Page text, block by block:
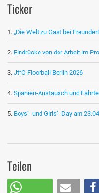
Ticker
„Die Welt zu Gast bei
Eindrücke von der Arbeit im
JtfO Floorball Berlin 2026
Spanien-Austausch und
Boys‘- und Girls‘- Day am
Teilen